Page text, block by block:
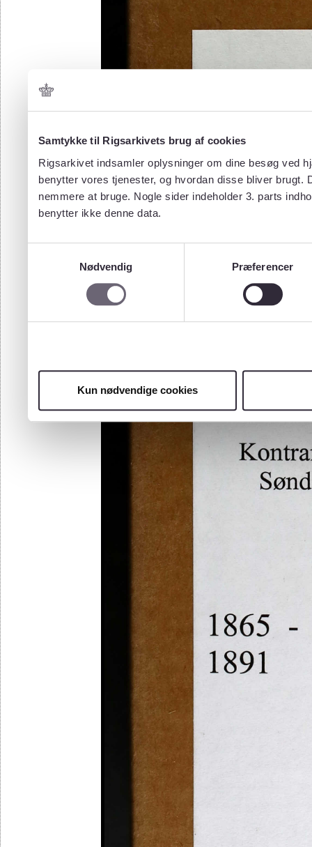
Samtykke til Rigsarkivets brug af cookies
Rigsarkivet indsamler oplysninger om dine besøg ved
benytter vores tjenester, og hvordan disse bliver
nemmere at bruge. Nogle sider indeholder 3. parts
benytter ikke denne data.
Nødvendig
Præferencer
Kun nødvendige cookies